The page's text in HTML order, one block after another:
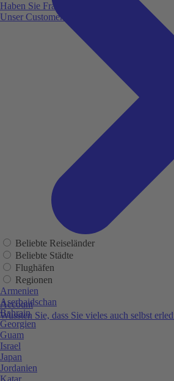
Haben Sie Fragen?
Unser Customer Service ist für Sie da!
Account
Wussten Sie, dass Sie vieles auch selbst
Beliebte Reiseländer
Beliebte Städte
Flughäfen
Regionen
Armenien
Aserbaidschan
Bahrain
Georgien
Guam
Israel
Japan
Jordanien
Katar